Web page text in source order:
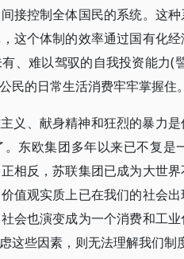
接控制全体国民的系统。这
这个体制的效率通过国有化
、难以驾驭的自我投资能力(
民的日常生活消费牢牢掌握住
义、献身精神和狂烈的暴力
东欧集团多年以来已不复
相反，苏联集团已成为大世
值观实质上已在我们的社会
会也演变成为一个消费和工业
这些因素，则无法理解我们制